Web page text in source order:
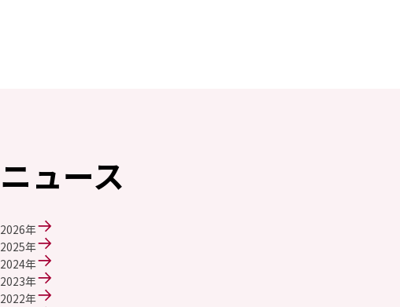
NAGASEバイオテック室
IRニュース：2026年
IRライブラリー
個人株主・投資家の皆様へ
株主・株式情報
財務情報
ニュース
2026年
2025年
2024年
2023年
2022年